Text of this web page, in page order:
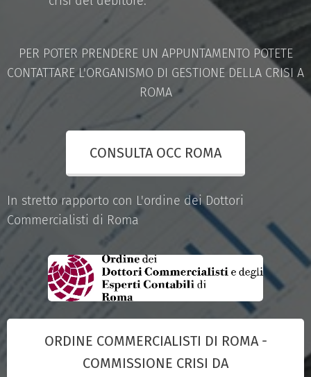
PER POTER PRENDERE UN APPUNTAMENTO POTETE
CONTATTARE L'ORGANISMO DI GESTIONE DELLA CRISI A
ROMA
CONSULTA OCC ROMA
In stretto rapporto con L'ordine dei Dottori
Commercialisti di Roma
ORDINE COMMERCIALISTI DI ROMA -
COMMISSIONE CRISI DA